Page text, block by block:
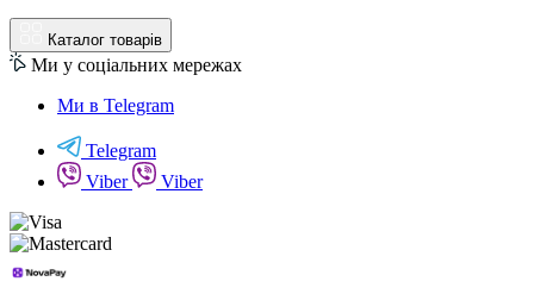
Каталог товарів
Ми у соціальних мережах
Ми в Telegram
Telegram
Viber
Viber